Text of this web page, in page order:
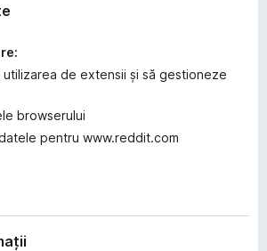
de extensii și să gestioneze
browserului
pentru www.reddit.com